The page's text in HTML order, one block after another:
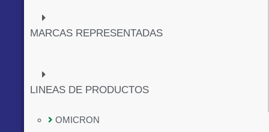
MARCAS REPRESENTADAS
LINEAS DE PRODUCTOS
OMICRON